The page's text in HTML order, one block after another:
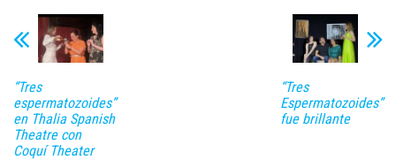
“Tres
espermatozoides”
en Thalia Spanish
Theatre con
Coquí Theater
“Tres
Espermatozoides”
fue brillante